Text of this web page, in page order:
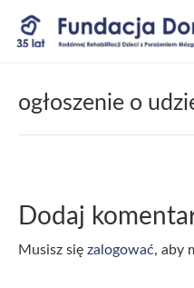
Przejdź
do
ogłoszenie o
Dodaj
Musisz się zalogować, aby